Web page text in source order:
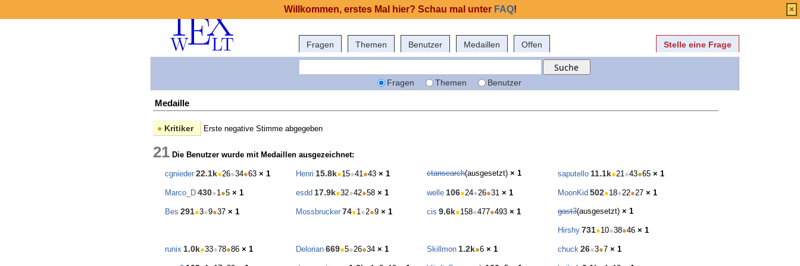
Fragen Themen Benutzer Medaillen Offen Stelle eine Frage
Fragen Themen Benutzer
Medaille
● Kritiker Erste negative Stimme abgegeben
21 Die Benutzer wurde mit Medaillen ausgezeichnet:
cgnieder 22.1k●26●34●63 × 1 Henri 15.8k●15●41●43 × 1 ctansearch(ausgesetzt) × 1 saputello 11.1k●21●43●65 × 1
Marco_D 430●1●5 × 1 esdd 17.9k●32●42●58 × 1 welle 106●24●26●31 × 1 MoonKid 502●18●22●27 × 1
Bes 291●3●9●37 × 1 Mossbrucker 74●1●2●9 × 1 cis 9.6k●158●477●493 × 1 gast3(ausgesetzt) × 1
Hirshy 731●10●38●46 × 1
runix 1.0k●33●78●86 × 1 Delorian 669●5●26●34 × 1 Skillmon 1.2k●6 × 1 chuck 26●3●7 × 1
Willkommen, erstes Mal hier? Schau mal unter FAQ! ×